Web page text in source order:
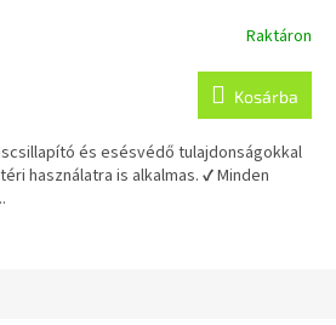
Raktáron
Kosárba
és esésvédő tulajdonságokkal
használatra is alkalmas. ✔ Minden